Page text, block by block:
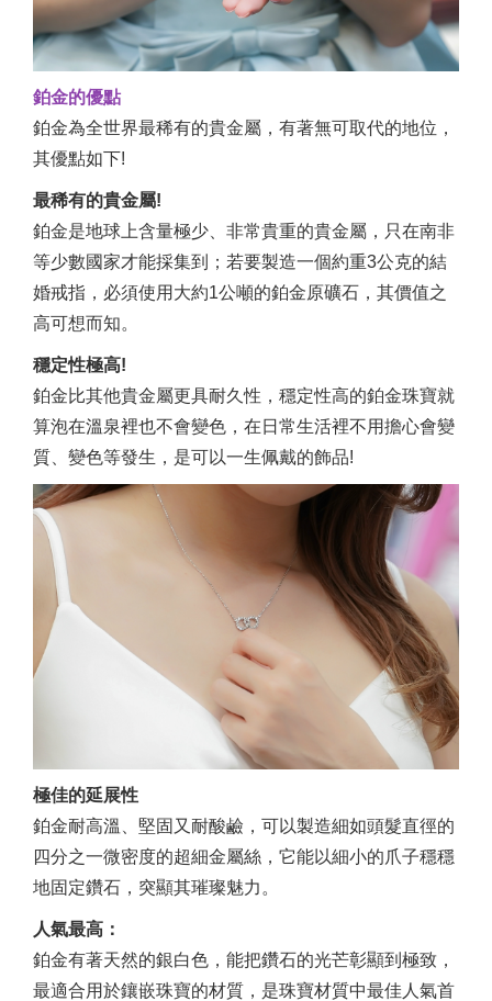
鉑金的優點
鉑金為全世界最稀有的貴金屬，有著無可取代的地位，
其優點如下!
最稀有的貴金屬!
鉑金是地球上含量極少、非常貴重的貴金屬，只在南非
等少數國家才能採集到；若要製造一個約重3公克的結
婚戒指，必須使用大約1公噸的鉑金原礦石，其價值之
高可想而知。
穩定性極高!
鉑金比其他貴金屬更具耐久性，穩定性高的鉑金珠寶就
算泡在溫泉裡也不會變色，在日常生活裡不用擔心會變
質、變色等發生，是可以一生佩戴的飾品!
極佳的延展性
鉑金耐高溫、堅固又耐酸鹼，可以製造細如頭髮直徑的
四分之一微密度的超細金屬絲，它能以細小的爪子穩穩
地固定鑽石，突顯其璀璨魅力。
人氣最高：
鉑金有著天然的銀白色，能把鑽石的光芒彰顯到極致，
最適合用於鑲嵌珠寶的材質，是珠寶材質中最佳人氣首